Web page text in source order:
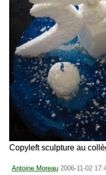
Copyleft sculpture au
Antoine Moreau 2006-11-02